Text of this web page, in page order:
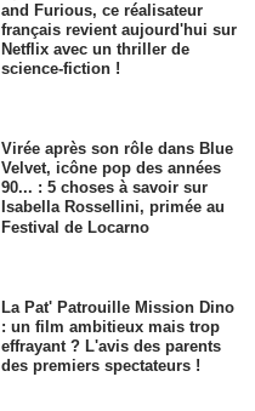
and Furious, ce réalisateur
français revient aujourd'hui sur
Netflix avec un thriller de
science-fiction !
Virée après son rôle dans Blue
Velvet, icône pop des années
90... : 5 choses à savoir sur
Isabella Rossellini, primée au
Festival de Locarno
La Pat' Patrouille Mission Dino
: un film ambitieux mais trop
effrayant ? L'avis des parents
des premiers spectateurs !